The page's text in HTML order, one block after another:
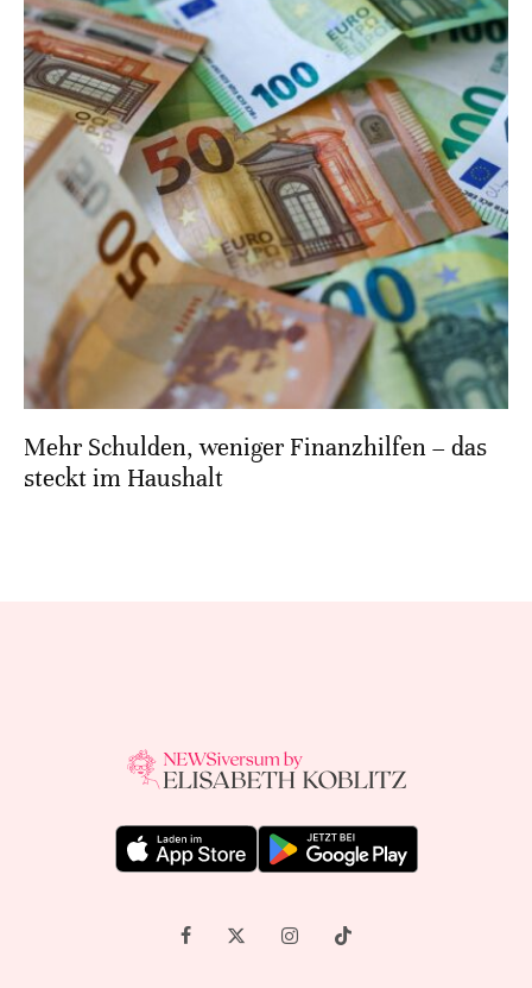
Mehr Schulden, weniger Finanzhilfen – das
steckt im Haushalt